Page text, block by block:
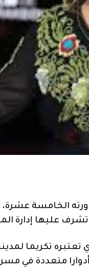
الخامسة عشرة،
عليها إدارة
تعتبره تكريما
متعددة في